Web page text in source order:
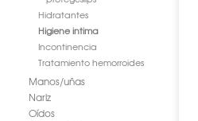
Hidratantes
Higiene intima
Incontinencia
Tratamiento hemorroides
Manos/uñas
Nariz
Oídos